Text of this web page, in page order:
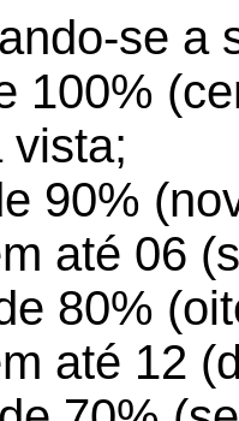
se a
100%
vista;
90%
até 06
80%
até 12